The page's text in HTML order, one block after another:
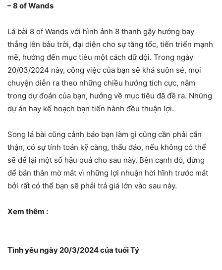
– 8 of Wands
Lá bài 8 of Wands với hình ảnh 8 thanh gậy hướng bay
thẳng lên bàu trời, đại diện cho sự tăng tốc, tiến triển mạnh
mẽ, hướng đến mục tiêu một cách dữ dội. Trong ngày
20/03/2024 này, công việc của bạn sẽ khá suôn sẻ, mọi
chuyện diễn ra theo những chiều hướng tích cực, nằm
trong dự đoán của bạn, hướng về mục tiêu đã đề ra. Những
dự án hay kế hoạch bạn tiến hành đều thuận lợi.
Song lá bài cũng cảnh báo bạn làm gì cũng cần phải cẩn
thận, có sự tính toán kỹ càng, thấu đáo, nếu không có thể
sẽ để lại một số hậu quả cho sau này. Bên cạnh đó, đừng
để bản thân mờ mắt vì những lợi nhuận hời hĩnh trước mắt
bởi rất có thể bạn sẽ phải trả giá lớn vào sau này.
Xem thêm :
Tình yêu ngày 20/3/2024 của tuổi Tý